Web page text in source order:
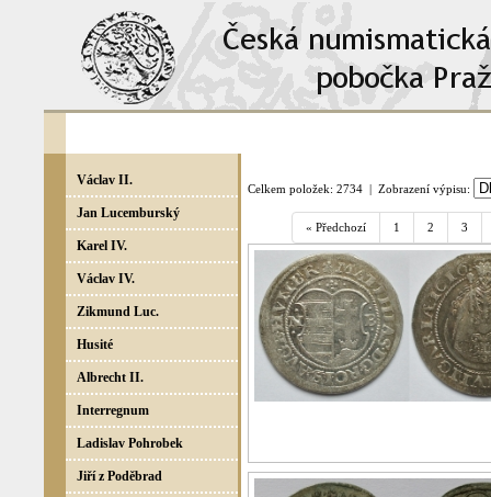
Václav II.
Jan Lucemburský
Karel IV.
Václav IV.
Zikmund Luc.
Husité
Albrecht II.
Interregnum
Ladislav Pohrobek
Jiří z Poděbrad
Celkem položek: 2734 | Zobrazení výpisu:
« Předchozí 1 2 3